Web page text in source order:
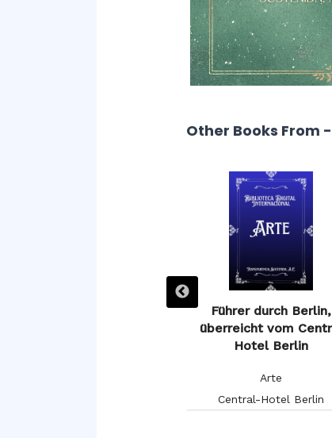
Other Books From
Guía de Ávila, o descripción
Führer durch Berlin,
überreicht vom
Hotel Berlin
Arte
Central-Hotel Berlin